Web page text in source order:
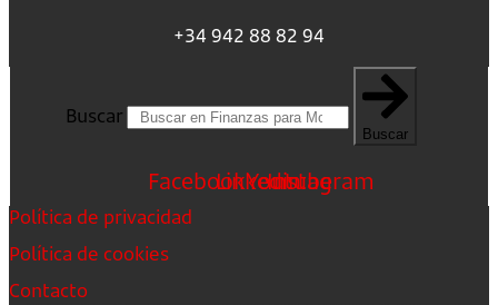
+34 942 88 82 94
Buscar
Buscar
FacebookLinkedin
Youtube
Instagram
Política de privacidad
Política de cookies
Contacto